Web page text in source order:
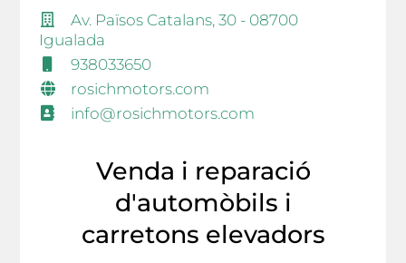
Av. Països Catalans, 30 - 08700
Igualada
938033650
rosichmotors.com
info@rosichmotors.com
Venda i reparació
d'automòbils i
carretons elevadors